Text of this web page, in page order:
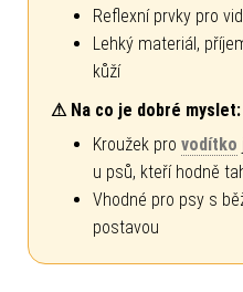
Reflexní prvky pro
Lehký materiál,
kůží
⚠ Na co je dobré myslet:
Kroužek pro vodítko
u psů, kteří hodně
Vhodné pro psy s
postavou